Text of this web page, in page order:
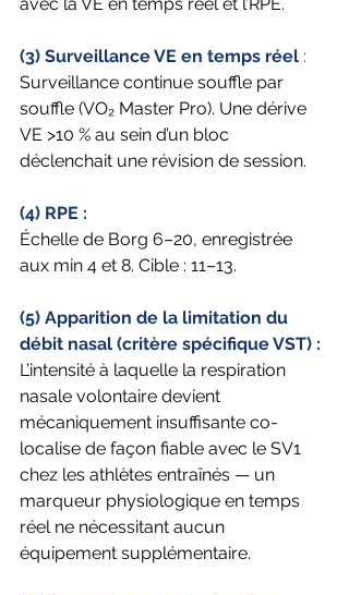
avec la VE en temps réel et l’RPE.
(3) Surveillance VE en temps réel :
Surveillance continue souffle par
souffle (VO₂ Master Pro). Une dérive
VE >10 % au sein d’un bloc
déclenchait une révision de session.
(4) RPE :
Échelle de Borg 6–20, enregistrée
aux min 4 et 8. Cible : 11–13.
(5) Apparition de la limitation du
débit nasal (critère spécifique VST) :
L’intensité à laquelle la respiration
nasale volontaire devient
mécaniquement insuffisante co-
localise de façon fiable avec le SV1
chez les athlètes entraînés — un
marqueur physiologique en temps
réel ne nécessitant aucun
équipement supplémentaire.